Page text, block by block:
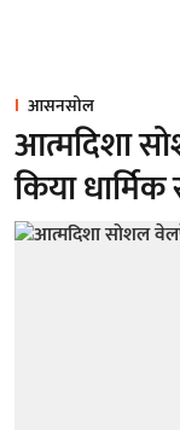
आसनसोल
आत्मदिशा
किया